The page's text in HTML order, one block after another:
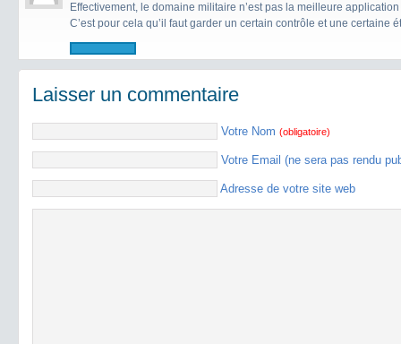
Effectivement, le domaine militaire n’est pas la meilleure
C’est pour cela qu’il faut garder un certain contrôle et une certaine
Laisser un commentaire
Votre Nom (obligatoire)
Votre Email (ne sera pas rendu
Adresse de votre site web